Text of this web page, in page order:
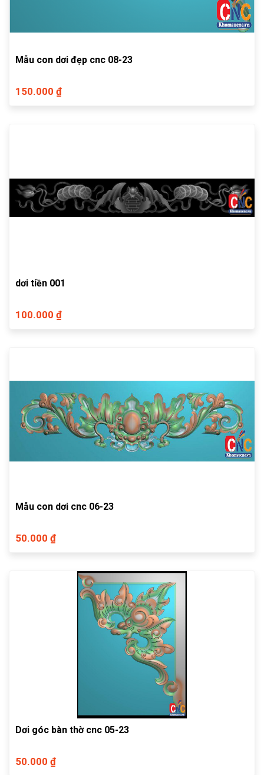
Mẫu con dơi đẹp cnc 08-23
150.000 ₫
dơi tiền 001
100.000 ₫
Mẫu con dơi cnc 06-23
50.000 ₫
Dơi góc bàn thờ cnc 05-23
50.000 ₫